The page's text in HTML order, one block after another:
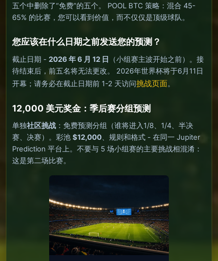
五个中删除了“免费”的五个。 POOL BTC 策略：混合 45-
65% 的比赛，您可以看到价值，而不仅仅是顶级球队。
您应该在什么日期之前发送您的预测？
截止日期 - 2026 年 6 月 12 日
（小组赛主波开始之前）。接
待结束后，前五名将无法更改。 2026年世界杯将于6月11日
开幕；请务必在截止日期前 1-2 天访问挑战页面。
12,000 美元奖金：季后赛分组预测
单独社区挑战 ：免费预测分组（谁将进入1/8、1/4、半决
赛、决赛）。彩池 $12,000、规则和格式 - 在同一 Jupiter
Prediction 平台上。不要与 5 场小组赛的主要挑战相混淆：
这是第二场比赛。